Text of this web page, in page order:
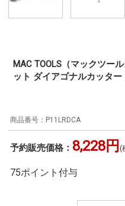
MAC TOOLS（マックツー
ット ダイアゴナルカッタ
P11LRDCA
予約販売価格： 8,228円 (
75ポイント付与